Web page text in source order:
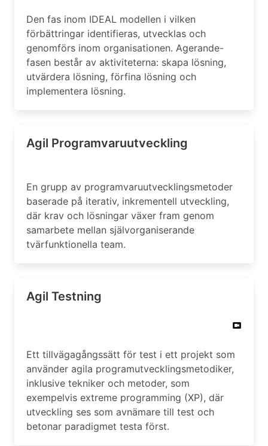
Den fas inom IDEAL modellen i vilken
förbättringar identifieras, utvecklas och
genomförs inom organisationen. Agerande-
fasen består av aktiviteterna: skapa lösning,
utvärdera lösning, förfina lösning och
implementera lösning.
Agil Programvaruutveckling
En grupp av programvaruutvecklingsmetoder
baserade på iterativ, inkrementell utveckling,
där krav och lösningar växer fram genom
samarbete mellan självorganiserande
tvärfunktionella team.
Agil Testning
Ett tillvägagångssätt för test i ett projekt som
använder agila programutvecklingsmetodiker,
inklusive tekniker och metoder, som
exempelvis extreme programming (XP), där
utveckling ses som avnämare till test och
betonar paradigmet testa först.